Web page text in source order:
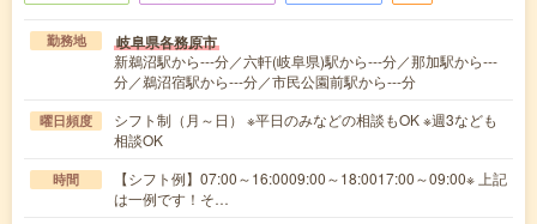
勤務地 岐阜県各務原市
新鵜沼駅から---分／六軒(岐阜県)駅から---分／那加駅から---
分／鵜沼宿駅から---分／市民公園前駅から---分
曜日頻度
シフト制（月～日） ※平日のみなどの相談もOK ※週3なども
相談OK
時間
【シフト例】07:00～16:0009:00～18:0017:00～09:00※ 上記
は一例です！そ…